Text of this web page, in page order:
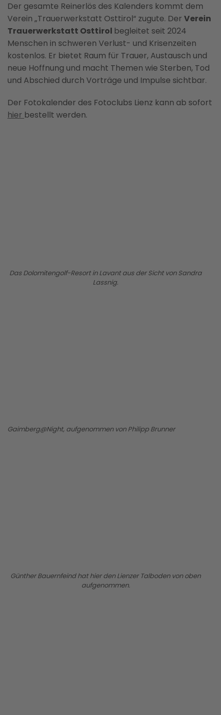
Der gesamte Reinerlös des Kalenders kommt dem
Verein „Trauerwerkstatt Osttirol“ zugute. Der Verein
Trauerwerkstatt Osttirol begleitet seit 2024
Menschen in schweren Verlust- und Krisenzeiten
kostenlos. Er bietet Raum für Trauer, Austausch und
neue Hoffnung und macht Themen wie Sterben, Tod
und Abschied durch Vorträge und Impulse sichtbar.
Der Fotokalender des Fotoclubs Lienz kann ab sofort
hier bestellt werden.
Das Dolomitengolf-Resort in Lavant aus der Sicht von Sandra
Lassnig.
Gaimberg@Night, aufgenommen von Philipp Brunner
Günther Bauernfeind hat hier den Lienzer Talboden von oben
aufgenommen.